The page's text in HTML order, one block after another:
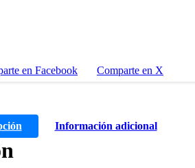
en Facebook Comparte en X
Información adicional